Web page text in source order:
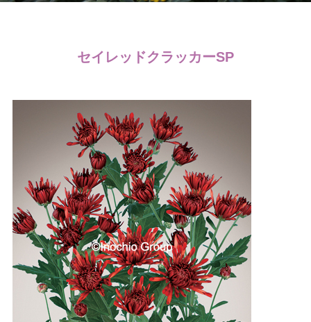
セイレッドクラッカーSP